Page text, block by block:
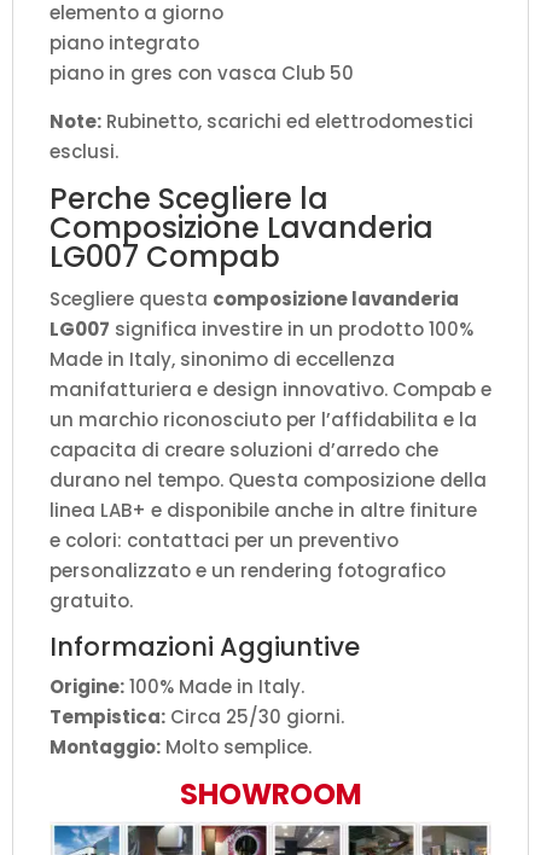
elemento a giorno
piano integrato
piano in gres con vasca Club 50
Note: Rubinetto, scarichi ed elettrodomestici
esclusi.
Perche Scegliere la
Composizione Lavanderia
LG007 Compab
Scegliere questa composizione lavanderia
LG007 significa investire in un prodotto 100%
Made in Italy, sinonimo di eccellenza
manifatturiera e design innovativo. Compab e
un marchio riconosciuto per l’affidabilita e la
capacita di creare soluzioni d’arredo che
durano nel tempo. Questa composizione della
linea LAB+ e disponibile anche in altre finiture
e colori: contattaci per un preventivo
personalizzato e un rendering fotografico
gratuito.
Informazioni Aggiuntive
Origine:100% Made in Italy.
Tempistica: Circa 25/30 giorni.
Montaggio: Molto semplice.
SHOWROOM